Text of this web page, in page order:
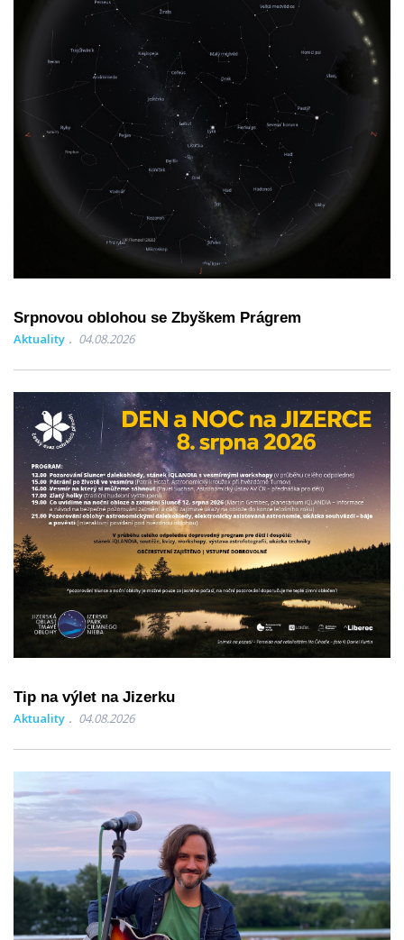
Srpnovou oblohou se Zbyškem Prágrem
Aktuality 04.08.2026
Tip na výlet na Jizerku
Aktuality 04.08.2026